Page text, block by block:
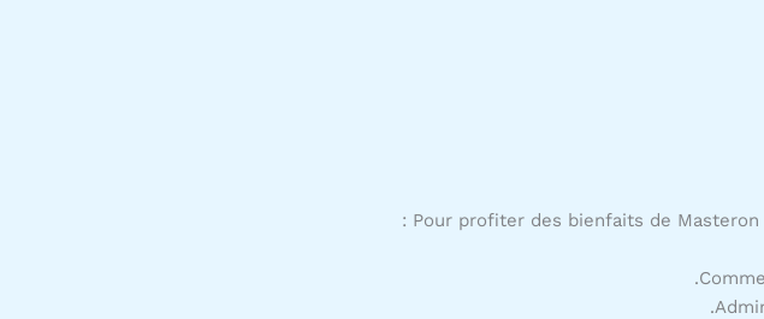
Pour profiter des bienfaits de